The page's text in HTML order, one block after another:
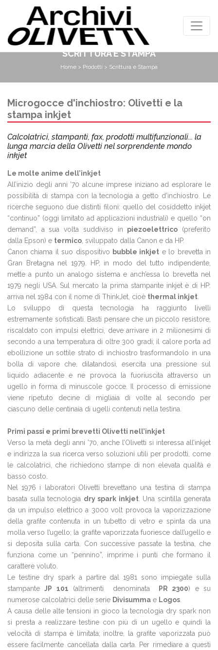
SCRITTURA E STAMPA
Home > Prodotti > Scrittura e Stampa
Microgocce d'inchiostro: Olivetti e la
stampa inkjet
Calcolatrici, stampanti, fax, prodotti multifunzionali... la
lunga marcia della Olivetti nel sorprendente mondo
inkjet
Le molte anime dell’inkjet
All’inizio degli anni ’70 alcune imprese iniziano ad esplorare le
possibilità di stampa con la tecnologia a getto d'inchiostro. Le
ricerche seguono due distinti filoni: quello del cosiddetto inkjet
“continuo” (oggi limitato ad applicazioni industriali) e quello “on
demand”, a sua volta suddiviso in piezoelettrico (preferito
dalla Epson) e termico , sviluppato dalla Canon e da HP.
Canon chiama il suo dispositivo bubble inkjet e lo brevetta in
Gran Bretagna nel 1979. HP, in modo del tutto indipendente,
mette a punto un analogo sistema e anch’essa lo brevetta nel
1979 negli USA. Sul mercato la prima stampante inkjet è di HP:
arriva nel 1984 con il nome di ThinkJet, cioè thermal inkjet
Lo sviluppo di questa tecnologia ha raggiunto livelli
estremamente sofisticati. Basti pensare che un piccolo resistore,
riscaldato con impulsi elettrici, deve arrivare in 2 milionesimi di
secondo a una temperatura di oltre 300 gradi; il calore porta ad
ebollizione un sottile strato di inchiostro trasformandolo in una
bolla di vapore che, dilatandosi, esercita una pressione sul
liquido adiacente e ne provoca la fuoriuscita attraverso un
ugello in forma di minuscole gocce. Il processo di emissione
viene ripetuto decine di migliaia di volte al secondo per
ciascuno delle centinaia di ugelli contenuti nella testina.
Primi passi e primi brevetti Olivetti nell’inkjet
Verso la metà degli anni ’70, anche l’Olivetti si interessa all’inkjet
e indirizza la sua ricerca verso soluzioni utili per prodotti, come
le calcolatrici, che richiedono stampe di non elevata qualità e
basso costo.
Nel 1976 i laboratori Olivetti brevettano una testina di stampa
basata sulla tecnologia dry spark inkjet. Una scintilla generata
da un impulso elettrico a 3000 volt provoca la vaporizzazione
della grafite contenuta in un tubetto di vetro e spinta da una
molla verso l’ugello; la grafite vaporizzata fuoriesce dall’ugello e
si deposita sulla carta. Con successive passate la testina, che
funziona come un “pennino”, imprime i punti che formano il
carattere voluto.
Le testine dry spark a partire dal 1981 sono impiegate sulla
stampanteJP 101 (altrimenti denominata PR 2300) e su
numerose calcolatrici delle serie Divisumma e Logos
A causa delle alte tensioni in gioco la tecnologia dry spark non
si presta a realizzare testine con più di un ugello e quindi la
velocità di stampa è limitata; inoltre, la grafite vaporizzata può
essere facilmente cancellata dalla carta. Per rimediare a questi